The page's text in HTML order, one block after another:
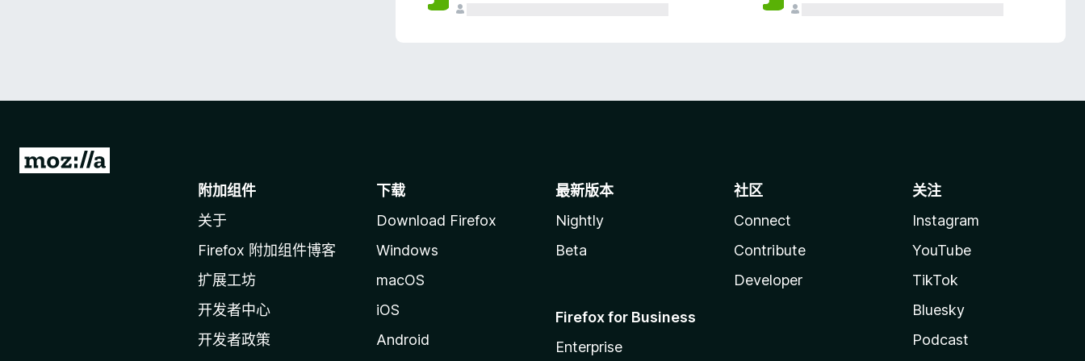
转
附加组件
关于
Firefox 附加组件博客
扩展工坊
开发者中心
开发者政策
下载
Download Firefox
Windows
macOS
iOS
Android
最新版本
Nightly
Beta
Firefox for Business
Enterprise
社区
Connect
Contribute
Developer
关注
Instagram
YouTube
TikTok
Bluesky
Podcast